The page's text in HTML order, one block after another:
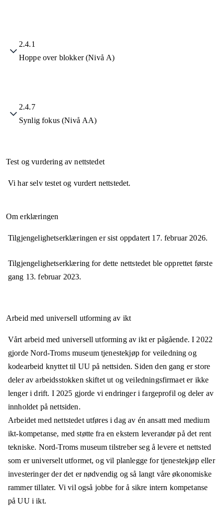
2.4.1
Hoppe over blokker (Nivå A)
2.4.7
Synlig fokus (Nivå AA)
Test og vurdering av nettstedet
Vi har selv testet og vurdert nettstedet.
Om erklæringen
Tilgjengelighetserklæringen er sist oppdatert 17. februar 2026.
Tilgjengelighetserklæring for dette nettstedet ble opprettet første
gang 13. februar 2023.
Arbeid med universell utforming av ikt
Vårt arbeid med universell utforming av ikt er pågående. I 2022
gjorde Nord-Troms museum tjenestekjøp for veiledning og
kodearbeid knyttet til UU på nettsiden. Siden den gang er store
deler av arbeidsstokken skiftet ut og veiledningsfirmaet er ikke
lenger i drift. I 2025 gjorde vi endringer i fargeprofil og deler av
innholdet på nettsiden.
Arbeidet med nettstedet utføres i dag av én ansatt med medium
ikt-kompetanse, med støtte fra en ekstern leverandør på det rent
tekniske. Nord-Troms museum tilstreber seg å levere et nettsted
som er universelt utformet, og vil planlegge for tjenestekjøp eller
investeringer der det er nødvendig og så langt våre økonomiske
rammer tillater. Vi vil også jobbe for å sikre intern kompetanse
på UU i ikt.